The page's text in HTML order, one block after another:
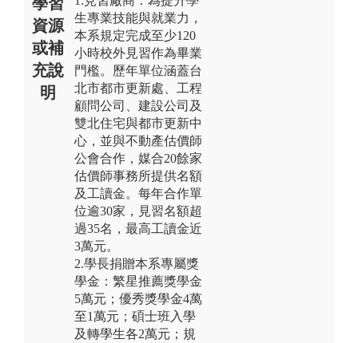
資源
或補
充說
明
生專業技能與就業力，
本系規定完成至少120
小時校外見習作為畢業
門檻。歷年單位涵蓋台
北市都市更新處、工程
顧問公司、建設公司及
雙北住宅與都市更新中
心，並與不動產估價師
公會合作，媒合20餘家
估價師事務所提供名額
及工讀金。每年合作單
位逾30家，見習名額超
過35名，最高工讀金近
3萬元。
2.學長捐贈本系專屬獎
學金：繁星推薦獎學金
5萬元；優秀獎學金4萬
至1萬元；碩士班入學
及轉學生各2萬元；規